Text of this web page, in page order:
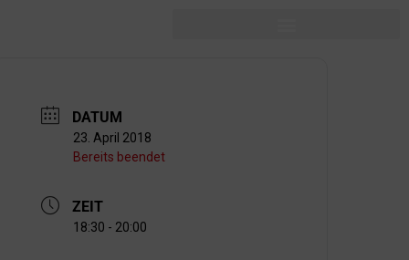
DATUM
23. April 2018
Bereits beendet
ZEIT
18:30 - 20:00